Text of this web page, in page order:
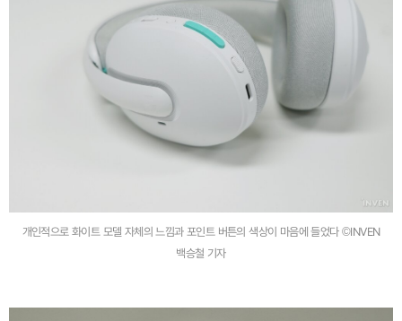
개인적으로 화이트 모델 자체의 느낌과 포인트 버튼의 색상이 마음에 들었다 ©INVEN
백승철 기자